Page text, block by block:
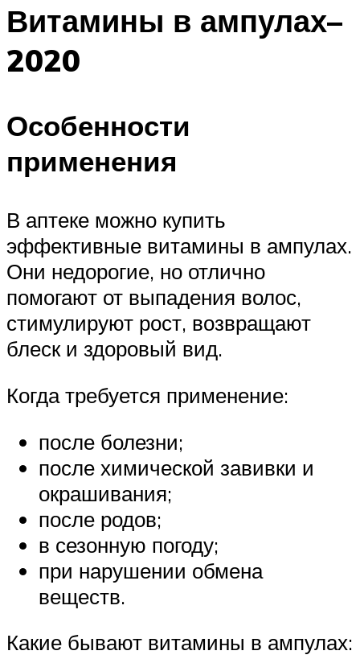
Витамины в ампулах–
2020
Особенности
применения
В аптеке можно купить
эффективные витамины в ампулах.
Они недорогие, но отлично
помогают от выпадения волос,
стимулируют рост, возвращают
блеск и здоровый вид.
Когда требуется применение:
после болезни;
после химической завивки и
окрашивания;
после родов;
в сезонную погоду;
при нарушении обмена
веществ.
Какие бывают витамины в ампулах: